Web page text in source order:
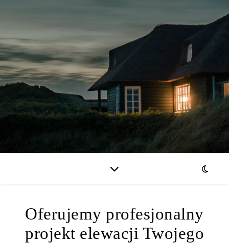
Oferujemy profesjonalny
projekt elewacji Twojego